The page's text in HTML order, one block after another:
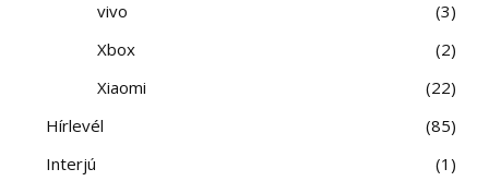
vivo
3
Xbox
2
Xiaomi
22
Hírlevél
85
Interjú
1